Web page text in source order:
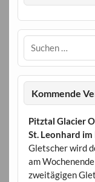
Kommende
Pitztal Glacier
St. Leonhard
Gletscher wird
am
zweitägigen